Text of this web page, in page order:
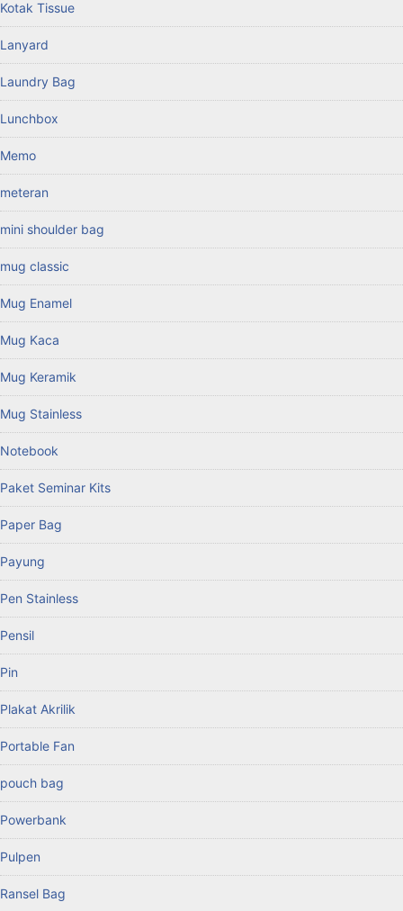
Kotak Tissue
Lanyard
Laundry Bag
Lunchbox
Memo
meteran
mini shoulder bag
mug classic
Mug Enamel
Mug Kaca
Mug Keramik
Mug Stainless
Notebook
Paket Seminar Kits
Paper Bag
Payung
Pen Stainless
Pensil
Pin
Plakat Akrilik
Portable Fan
pouch bag
Powerbank
Pulpen
Ransel Bag